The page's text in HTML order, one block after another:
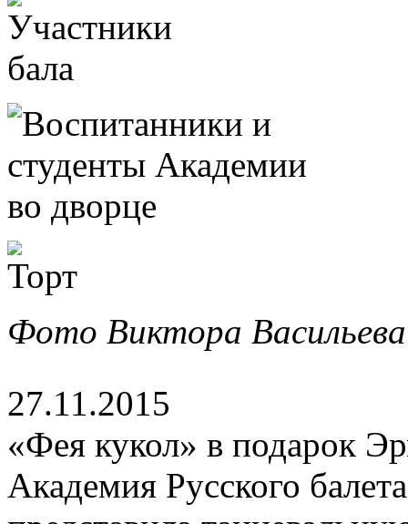
Фото Виктора
27.11.2015
«Фея кукол» в подарок
Академия Русского